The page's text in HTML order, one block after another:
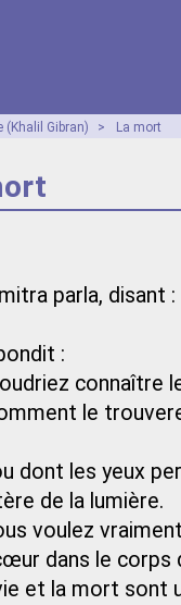
(Khalil Gibran) > La mort
parla, disant
:
connaître
le
dont les yeux
de la lumière.
voulez
dans le corps
et la mort sont